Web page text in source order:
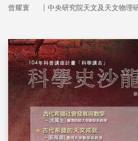
曾耀寰 ｜